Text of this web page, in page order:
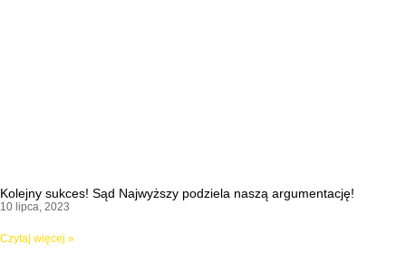
Kolejny sukces! Sąd Najwyższy podziela naszą argumentację!
10 lipca, 2023
Czytaj więcej »